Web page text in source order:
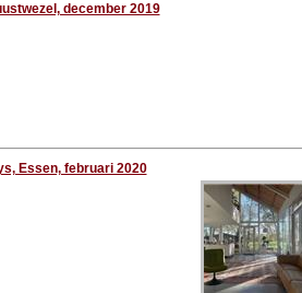
december 2019
Essen, februari 2020